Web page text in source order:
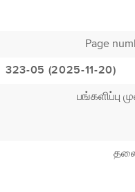
Page
323-05 (2025-11-20)
பங்களிப்பு